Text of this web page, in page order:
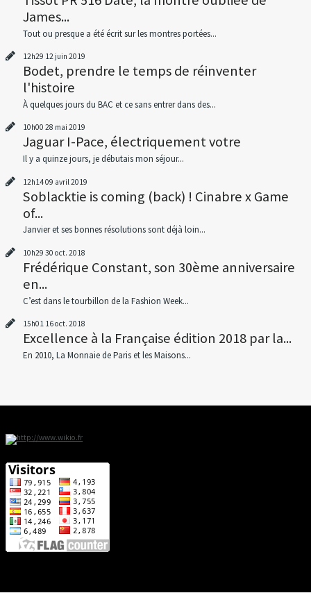
James...
Tout ou presque a été écrit sur les montres portées...
12h29 12 juin 2019
Bodet, prendre le temps de réinventer
l'histoire
À quelques jours du BAC et ce sans entrer dans des...
10h00 28 mai 2019
Jaguar I-Pace, électriquement votre
Il y a quinze jours, je débutais mon séjour...
12h1409 avril 2019
Soblacktie is coming (back) ! Cinabre x Game
of...
Janvier et ses bonnes résolutions sont déjà loin...
10h29 30 oct. 2018
Frédérique Constant, son 30ème anniversaire
en...
C’est dans le tourbillon de la Fashion Week...
15h01 16oct. 2018
Excellence à la Française édition 2018 par la...
En 2010, La Monnaie de Paris et les Maisons...